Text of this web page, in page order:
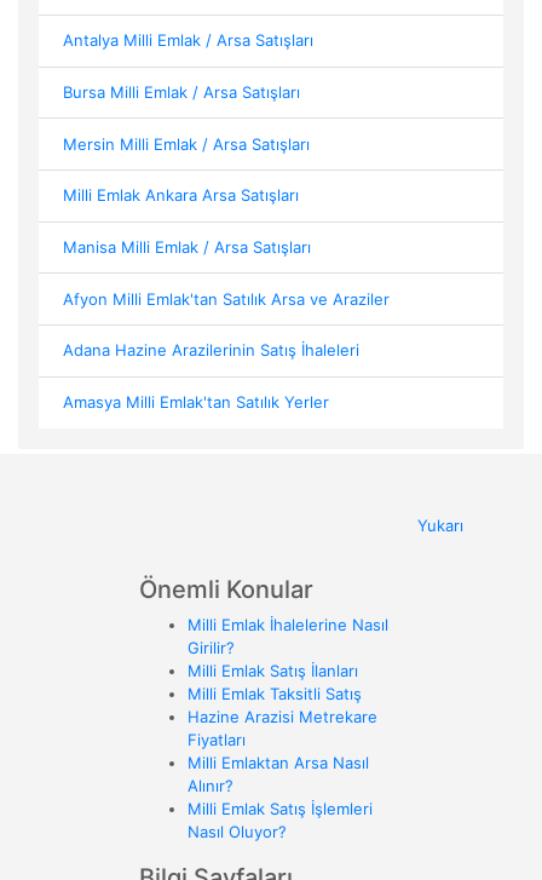
Antalya Milli Emlak / Arsa Satışları
Bursa Milli Emlak / Arsa Satışları
Mersin Milli Emlak / Arsa Satışları
Milli Emlak Ankara Arsa Satışları
Manisa Milli Emlak / Arsa Satışları
Afyon Milli Emlak'tan Satılık Arsa ve Araziler
Adana Hazine Arazilerinin Satış İhaleleri
Amasya Milli Emlak'tan Satılık Yerler
Yukarı
Önemli Konular
Milli Emlak İhalelerine Nasıl
Girilir?
Milli Emlak Satış İlanları
Milli Emlak Taksitli Satış
Hazine Arazisi Metrekare
Fiyatları
Milli Emlaktan Arsa Nasıl
Alınır?
Milli Emlak Satış İşlemleri
Nasıl Oluyor?